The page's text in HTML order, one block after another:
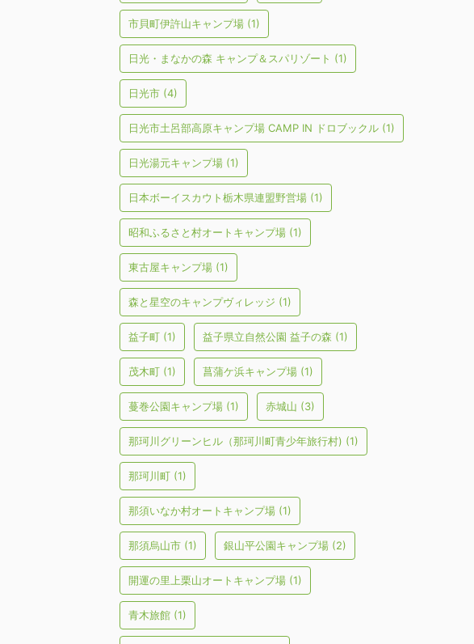
市貝町伊許山キャンプ場 (1)
日光・まなかの森 キャンプ＆スパリゾート (1)
日光市 (4)
日光市土呂部高原キャンプ場 CAMP IN ドロブックル (1)
日光湯元キャンプ場 (1)
日本ボーイスカウト栃木県連盟野営場 (1)
昭和ふるさと村オートキャンプ場 (1)
東古屋キャンプ場 (1)
森と星空のキャンプヴィレッジ (1)
益子町 (1) 益子県立自然公園 益子の森 (1)
茂木町 (1) 菖蒲ケ浜キャンプ場 (1)
蔓巻公園キャンプ場 (1) 赤城山 (3)
那珂川グリーンヒル（那珂川町青少年旅行村) (1)
那珂川町 (1)
那須いなか村オートキャンプ場 (1)
那須烏山市 (1) 銀山平公園キャンプ場 (2)
開運の里上栗山オートキャンプ場 (1)
青木旅館 (1)